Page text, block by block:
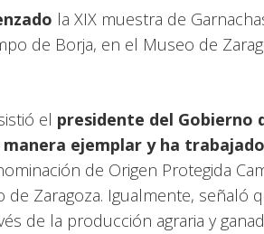
la XIX muestra de
de Borja, en el Museo de
el presidente del Gobierno
ejemplar y ha
de Origen Protegida
de Zaragoza. Igualmente,
de la producción agraria y